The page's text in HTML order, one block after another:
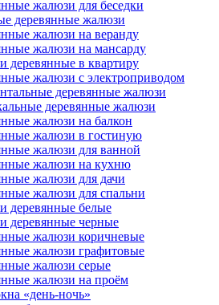
жалюзи для беседки
деревянные жалюзи
жалюзи на веранду
жалюзи на мансарду
деревянные в квартиру
жалюзи с электроприводом
деревянные жалюзи
деревянные жалюзи
жалюзи на балкон
жалюзи в гостиную
жалюзи для ванной
жалюзи на кухню
жалюзи для дачи
жалюзи для спальни
деревянные белые
деревянные черные
жалюзи коричневые
жалюзи графитовые
жалюзи серые
жалюзи на проём
«день-ночь»